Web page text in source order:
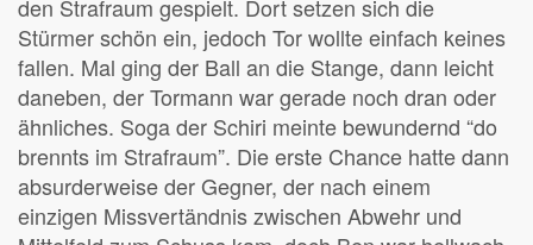
den Strafraum gespielt. Dort setzen sich die
Stürmer schön ein, jedoch Tor wollte einfach keines
fallen. Mal ging der Ball an die Stange, dann leicht
daneben, der Tormann war gerade noch dran oder
ähnliches. Soga der Schiri meinte bewundernd “do
brennts im Strafraum”. Die erste Chance hatte dann
absurderweise der Gegner, der nach einem
einzigen Missvertändnis zwischen Abwehr und